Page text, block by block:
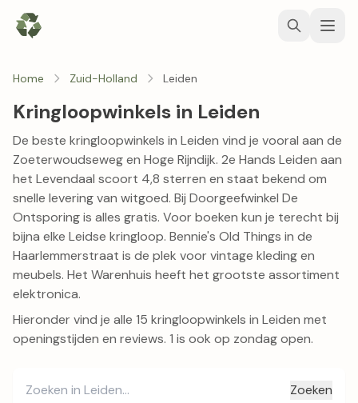
Home Zuid-Holland Leiden
Kringloopwinkels in Leiden
De beste kringloopwinkels in Leiden vind je vooral aan de
Zoeterwoudseweg en Hoge Rijndijk. 2e Hands Leiden aan
het Levendaal scoort 4,8 sterren en staat bekend om
snelle levering van witgoed. Bij Doorgeefwinkel De
Ontsporingis alles gratis. Voor boeken kun je terecht bij
bijna elke Leidse kringloop. Bennie's Old Things in de
Haarlemmerstraat is de plek voor vintage kleding en
meubels. Het Warenhuis heeft het grootste assortiment
elektronica.
Hieronder vind je alle 15 kringloopwinkels in Leiden met
openingstijden en reviews. 1 is ook op zondag open.
Zoeken